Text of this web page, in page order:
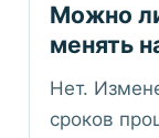
Можно
менять
Нет.
сроков